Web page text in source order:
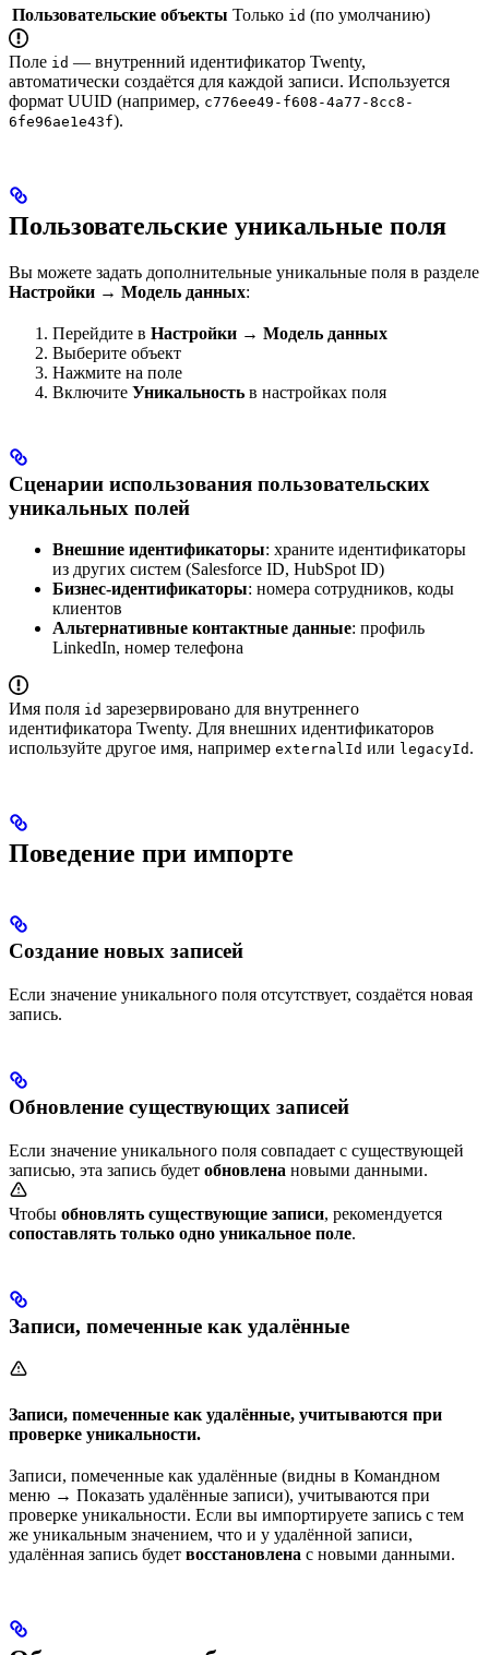
Пользовательские объекты Только id (по умолчанию)
Поле id — внутренний идентификатор Twenty,
автоматически создаётся для каждой записи. Используется
формат UUID (например, c776ee49-f608-4a77-8cc8-
6fe96ae1e43f).
Пользовательские уникальные поля
Вы можете задать дополнительные уникальные поля в разделе
Настройки → Модель данных:
Перейдите в Настройки → Модель данных
Выберите объект
Нажмите на поле
Включите Уникальность в настройках поля
Сценарии использования пользовательских
уникальных полей
Внешние идентификаторы: храните идентификаторы
из других систем (Salesforce ID, HubSpot ID)
Бизнес-идентификаторы: номера сотрудников, коды
клиентов
Альтернативные контактные данные: профиль
LinkedIn, номер телефона
Имя поля id зарезервировано для внутреннего
идентификатора Twenty. Для внешних идентификаторов
используйте другое имя, например externalId или legacyId .
Поведение при импорте
Создание новых записей
Если значение уникального поля отсутствует, создаётся новая
запись.
Обновление существующих записей
Если значение уникального поля совпадает с существующей
записью, эта запись будет обновлена новыми данными.
Чтобы обновлять существующие записи, рекомендуется
сопоставлять только одно уникальное поле.
Записи, помеченные как удалённые
Записи, помеченные как удалённые, учитываются при
проверке уникальности.
Записи, помеченные как удалённые (видны в Командном
меню → Показать удалённые записи), учитываются при
проверке уникальности. Если вы импортируете запись с тем
же уникальным значением, что и у удалённой записи,
удалённая запись будет восстановлена с новыми данными.